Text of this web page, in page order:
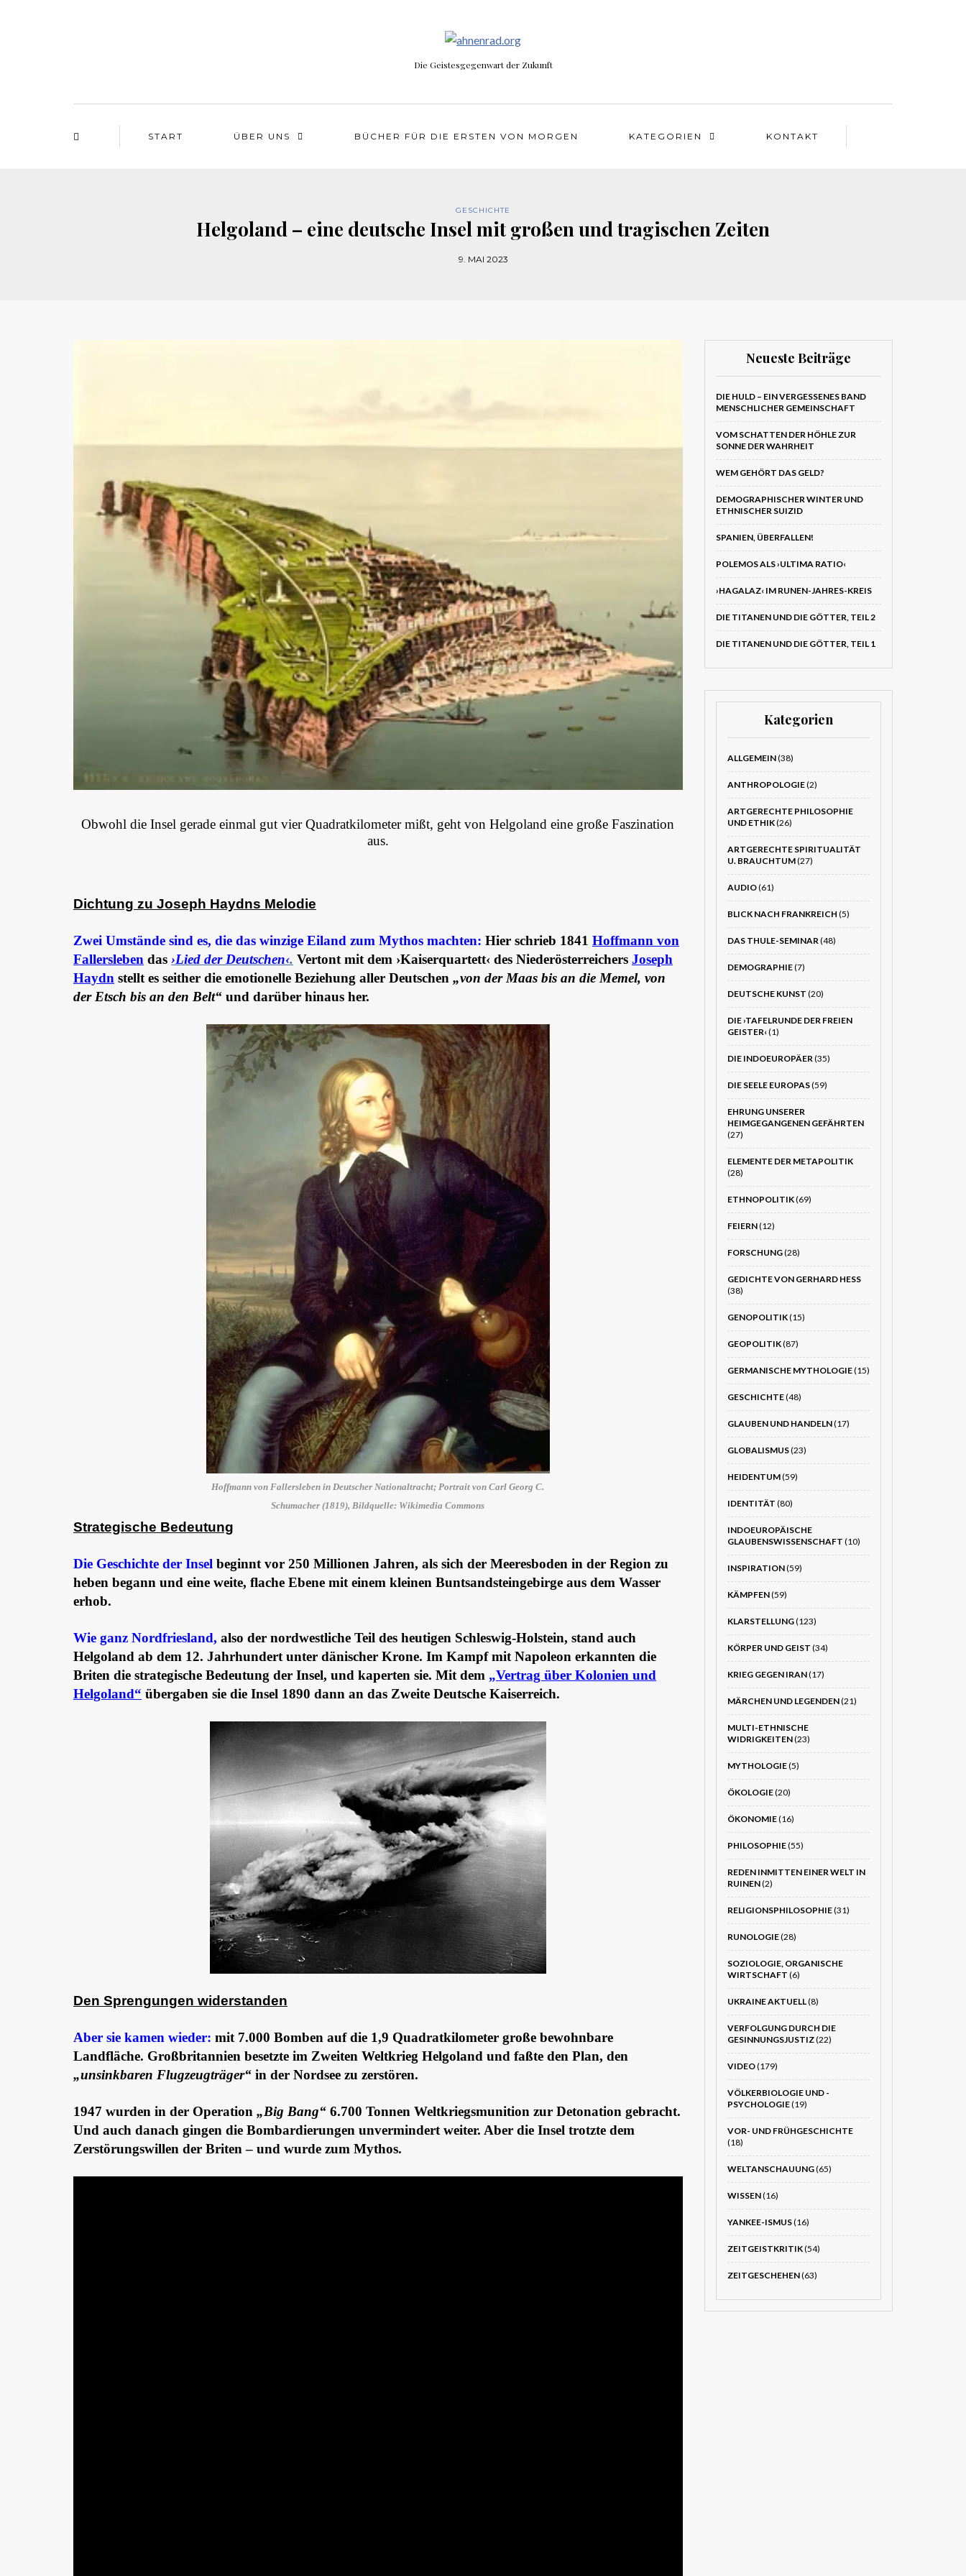
Die Geistesgegenwart der Zukunft
START ÜBER UNS BÜCHER FÜR DIE ERSTEN VON MORGEN KATEGORIEN KONTAKT
GESCHICHTE
Helgoland – eine deutsche Insel mit großen und tragischen Zeiten
9. MAI 2023
Obwohl die Insel gerade einmal gut vier Quadratkilometer mißt, geht von Helgoland eine große Faszination
aus.
Dichtung zu Joseph Haydns Melodie
Zwei Umstände sind es, die das winzige Eiland zum Mythos machten: Hier schrieb 1841 Hoffmann von
Fallersleben das ›Lied der Deutschen‹. Vertont mit dem ›Kaiserquartett‹ des Niederösterreichers Joseph
Haydn stellt es seither die emotionelle Beziehung aller Deutschen „von der Maas bis an die Memel, von
der Etsch bis an den Belt“ und darüber hinaus her.
Hoffmann von Fallersleben in Deutscher Nationaltracht; Portrait von Carl Georg C.
Schumacher (1819), Bildquelle: Wikimedia Commons
Strategische Bedeutung
Die Geschichte der Insel beginnt vor 250 Millionen Jahren, als sich der Meeresboden in der Region zu
heben begann und eine weite, flache Ebene mit einem kleinen Buntsandsteingebirge aus dem Wasser
erhob.
Wie ganz Nordfriesland, also der nordwestliche Teil des heutigen Schleswig-Holstein, stand auch
Helgoland ab dem 12. Jahrhundert unter dänischer Krone. Im Kampf mit Napoleon erkannten die
Briten die strategische Bedeutung der Insel, und kaperten sie. Mit dem „Vertrag über Kolonien und
Helgoland“ übergaben sie die Insel 1890 dann an das Zweite Deutsche Kaiserreich.
Den Sprengungen widerstanden
Aber sie kamen wieder: mit 7.000 Bomben auf die 1,9 Quadratkilometer große bewohnbare
Landfläche. Großbritannien besetzte im Zweiten Weltkrieg Helgoland und faßte den Plan, den
„unsinkbaren Flugzeugträger“ in der Nordsee zu zerstören.
1947 wurden in der Operation „Big Bang“ 6.700 Tonnen Weltkriegsmunition zur Detonation gebracht.
Und auch danach gingen die Bombardierungen unvermindert weiter. Aber die Insel trotzte dem
Zerstörungswillen der Briten – und wurde zum Mythos.
Neueste Beiträge
DIE HULD – EIN VERGESSENES BAND
MENSCHLICHER GEMEINSCHAFT
VOM SCHATTEN DER HÖHLE ZUR
SONNE DER WAHRHEIT
WEM GEHÖRT DAS GELD?
DEMOGRAPHISCHER WINTER UND
ETHNISCHER SUIZID
SPANIEN, ÜBERFALLEN!
POLEMOS ALS ›ULTIMA RATIO‹
›HAGALAZ‹ IM RUNEN-JAHRES-KREIS
DIE TITANEN UND DIE GÖTTER, TEIL 2
DIE TITANEN UND DIE GÖTTER, TEIL 1
Kategorien
ALLGEMEIN(38)
ANTHROPOLOGIE(2)
ARTGERECHTE PHILOSOPHIE
UND ETHIK(26)
ARTGERECHTE SPIRITUALITÄT
U. BRAUCHTUM(27)
AUDIO(61)
BLICK NACH FRANKREICH (5)
DAS THULE-SEMINAR(48)
DEMOGRAPHIE(7)
DEUTSCHE KUNST (20)
DIE ›TAFELRUNDE DER FREIEN
GEISTER‹(1)
DIE INDOEUROPÄER(35)
DIE SEELE EUROPAS(59)
EHRUNG UNSERER
HEIMGEGANGENEN GEFÄHRTEN
(27)
ELEMENTE DER METAPOLITIK
(28)
ETHNOPOLITIK(69)
FEIERN(12)
FORSCHUNG(28)
GEDICHTE VON GERHARD HESS
(38)
GENOPOLITIK(15)
GEOPOLITIK(87)
GERMANISCHE MYTHOLOGIE(15)
GESCHICHTE(48)
GLAUBEN UND HANDELN(17)
GLOBALISMUS(23)
HEIDENTUM(59)
IDENTITÄT (80)
INDOEUROPÄISCHE
GLAUBENSWISSENSCHAFT (10)
INSPIRATION(59)
KÄMPFEN(59)
KLARSTELLUNG(123)
KÖRPER UND GEIST (34)
KRIEG GEGEN IRAN(17)
MÄRCHEN UND LEGENDEN(21)
MULTI-ETHNISCHE
WIDRIGKEITEN(23)
MYTHOLOGIE(5)
ÖKOLOGIE(20)
ÖKONOMIE(16)
PHILOSOPHIE(55)
REDEN INMITTEN EINER WELT IN
RUINEN(2)
RELIGIONSPHILOSOPHIE(31)
RUNOLOGIE(28)
SOZIOLOGIE, ORGANISCHE
WIRTSCHAFT (6)
UKRAINE AKTUELL(8)
VERFOLGUNG DURCH DIE
GESINNUNGSJUSTIZ(22)
VIDEO(179)
VÖLKERBIOLOGIE UND -
PSYCHOLOGIE(19)
VOR- UND FRÜHGESCHICHTE
(18)
WELTANSCHAUUNG(65)
WISSEN(16)
YANKEE-ISMUS(16)
ZEITGEISTKRITIK(54)
ZEITGESCHEHEN(63)